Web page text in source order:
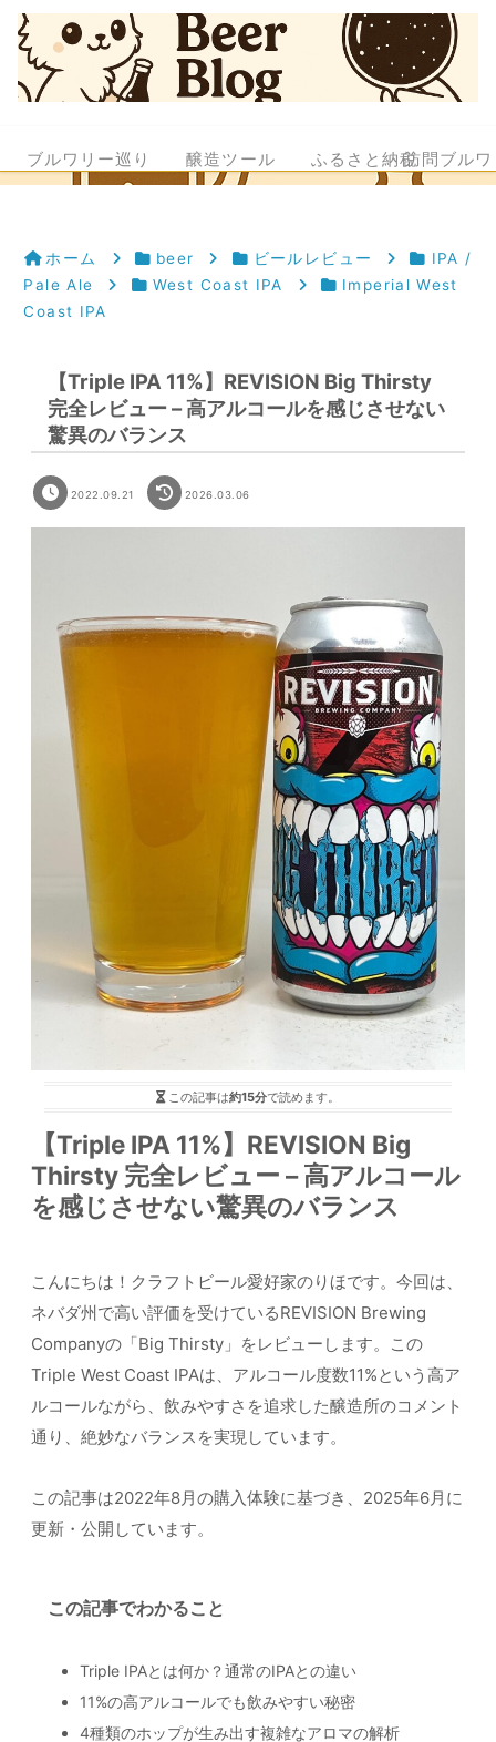
ブルワリー巡り 醸造ツール ふるさと納税訪問ブル
ホーム beer ビールレビュー
IPA /
Pale Ale
West Coast IPA
Imperial West
Coast IPA
【Triple IPA 11%】REVISION Big Thirsty
完全レビュー – 高アルコールを感じさせない
驚異のバランス
2022.09.21 2026.03.06
この記事は約15分で読めます。
【Triple IPA 11%】REVISION Big
Thirsty 完全レビュー – 高アルコール
を感じさせない驚異のバランス
こんにちは！クラフトビール愛好家のりほです。今回は、
ネバダ州で高い評価を受けているREVISION Brewing
Companyの「Big Thirsty」をレビューします。この
Triple West Coast IPAは、アルコール度数11%という高ア
ルコールながら、飲みやすさを追求した醸造所のコメント
通り、絶妙なバランスを実現しています。
この記事は2022年8月の購入体験に基づき、2025年6月に
更新・公開しています。
この記事でわかること
Triple IPAとは何か？通常のIPAとの違い
11%の高アルコールでも飲みやすい秘密
4種類のホップが生み出す複雑なアロマの解析